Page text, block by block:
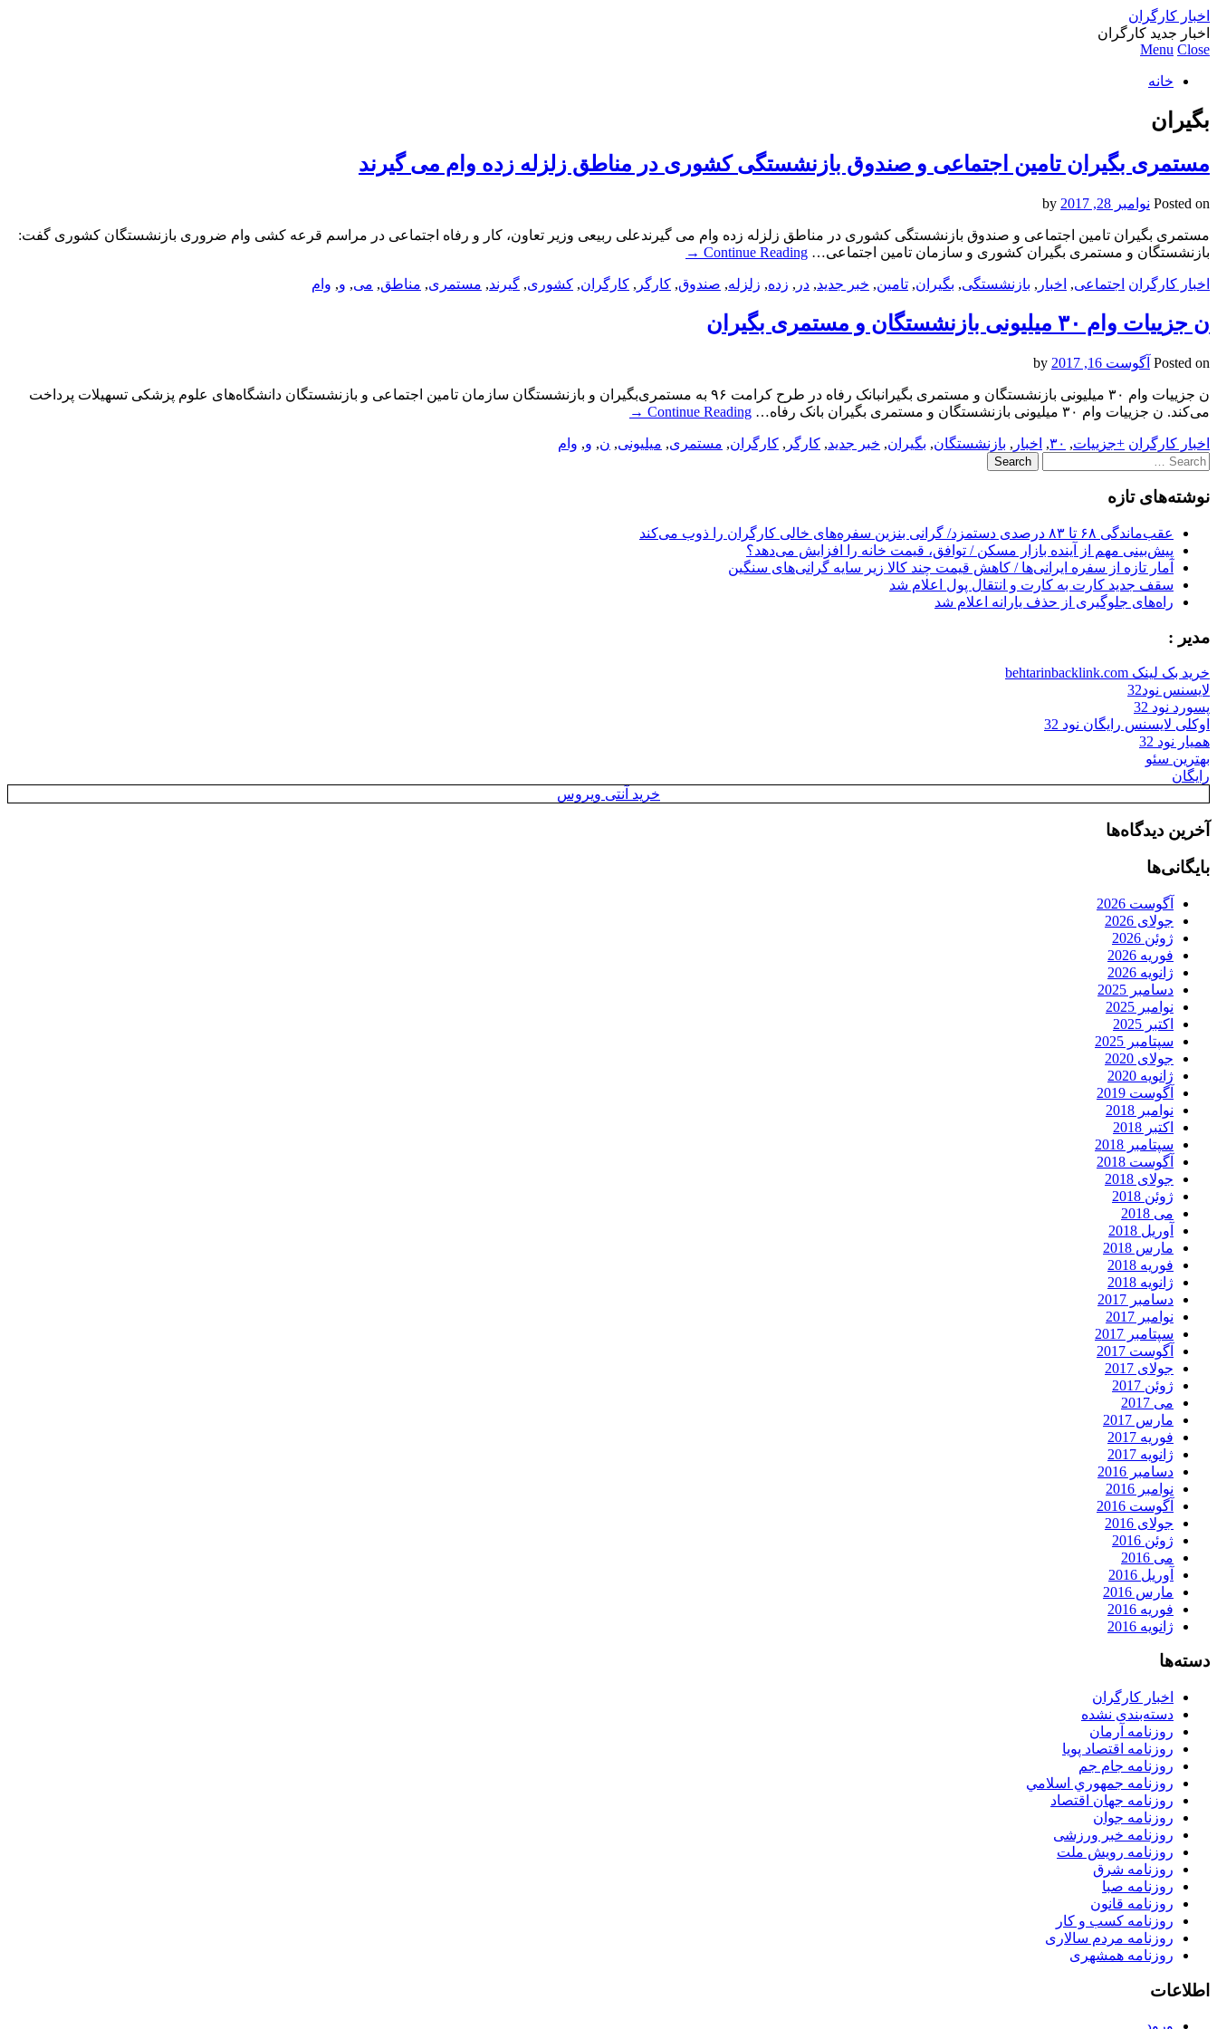
اخبار کارگران
اخبار جدید کارگران
Menu Close
خانه
بگیران
مستمری بگیران تامین اجتماعی و صندوق بازنشستگی کشوری در مناطق زلزله زده وام می گیرند
Posted on نوامبر 28, 2017
مستمری بگیران تامین اجتماعی و صندوق بازنشستگی کشوری در مناطق زلزله زده وام می گیرندعلی ربیعی وزیر تعاون، کار و رفاه اجتماعی در مراسم قرعه کشی وام ضروری بازنشستگان کشوری گفت:
بازنشستگان و مستمری بگیران کشوری و سازمان تامین اجتماعی… Continue Reading
→
اخبار کارگران اجتماعی, اخبار , بازنشستگی, بگیران, تامین, خبر جدید, در , زده, زلزله, صندوق, کارگر , کارگران, کشوری, گیرند, مستمری, مناطق, می, و, وام
ن جزییات وام ۳۰ میلیونی بازنشستگان و مستمری بگیران
Posted on آگوست 16, 2017
ن جزییات وام ۳۰ میلیونی بازنشستگان و مستمری بگیرانبانک رفاه در طرح کرامت ۹۶ به مستمری‌بگیران و بازنشستگان سازمان تامین اجتماعی و بازنشستگان دانشگاه‌های علوم پزشکی تسهیلات پرداخت
می‌کند. ن جزییات وام ۳۰ میلیونی بازنشستگان و مستمری بگیران بانک رفاه…
Continue Reading
→
اخبار کارگران +جزییات, ۳۰, اخبار , بازنشستگان, بگیران, خبر جدید, کارگر , کارگران, مستمری, میلیونی, ن, و, وام
Search
for:
نوشته‌های تازه
عقب‌ماندگی ۶۸ تا ۸۳ درصدی دستمزد/ گرانی بنزین سفره‌های خالی کارگران را ذوب می‌کند
پیش‌بینی مهم از آینده بازار مسکن / توافق، قیمت خانه را افزایش می‌دهد؟
آمار تازه از سفره ایرانی‌ها / کاهش قیمت چند کالا زیر سایه گرانی‌های سنگین
سقف جدید کارت به کارت و انتقال پول اعلام شد
راه‌های جلوگیری از حذف یارانه اعلام شد
مدیر :
خرید بک لینک behtarinbacklink.com
لایسنس نود32
پسورد نود 32
اوکلی لایسنس رایگان نود 32
همیار نود 32
بهترین سئو
رایگان
خرید آنتی ویروس
آخرین دیدگاه‌ها
بایگانی‌ها
آگوست 2026
جولای 2026
ژوئن 2026
فوریه 2026
ژانویه 2026
دسامبر 2025
نوامبر 2025
اکتبر 2025
سپتامبر 2025
جولای 2020
ژانویه 2020
آگوست 2019
نوامبر 2018
اکتبر 2018
سپتامبر 2018
آگوست 2018
جولای 2018
ژوئن 2018
می 2018
آوریل 2018
مارس 2018
فوریه 2018
ژانویه 2018
دسامبر 2017
نوامبر 2017
سپتامبر 2017
آگوست 2017
جولای 2017
ژوئن 2017
می 2017
مارس 2017
فوریه 2017
ژانویه 2017
دسامبر 2016
نوامبر 2016
آگوست 2016
جولای 2016
ژوئن 2016
می 2016
آوریل 2016
مارس 2016
فوریه 2016
ژانویه 2016
دسته‌ها
اخبار کارگران
دسته‌بندی نشده
روزنامه آرمان
روزنامه اقتصاد پویا
روزنامه جام جم
روزنامه جمهوري اسلامي
روزنامه جهان اقتصاد
روزنامه جوان
روزنامه خبر ورزشى
روزنامه رویش ملت
روزنامه شرق
روزنامه صبا
روزنامه قانون
روزنامه كسب و كار
روزنامه مردم سالاری
روزنامه همشهری
اطلاعات